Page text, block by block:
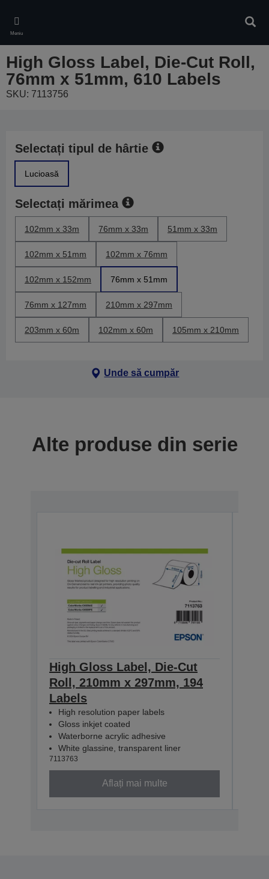
main
content
Meniu
High Gloss Label, Die-Cut Roll,
76mm x 51mm, 610 Labels
SKU: 7113756
Selectați tipul de hârtie
Lucioasă
Selectați mărimea
102mm x 33m 76mm x 33m 51mm x 33m
102mm x 51mm 102mm x 76mm
102mm x 152mm 76mm x 51mm
76mm x 127mm 210mm x 297mm
203mm x 60m 102mm x 60m 105mm x 210mm
Unde să cumpăr
Alte produse din serie
High Gloss Label, Die-Cut
Roll, 210mm x 297mm, 194
Labels
High resolution paper labels
Gloss inkjet coated
Waterborne acrylic adhesive
White glassine, transparent liner
7113763
Aflați mai multe